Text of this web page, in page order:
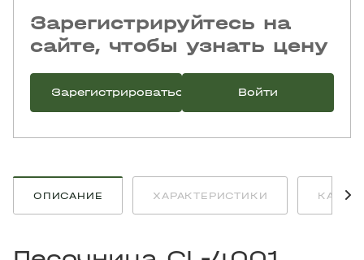
Зарегистрируйтесь на
сайте, чтобы узнать цену
Зарегистрироваться Войти
ОПИСАНИЕ ХАРАКТЕРИСТИКИ КАК